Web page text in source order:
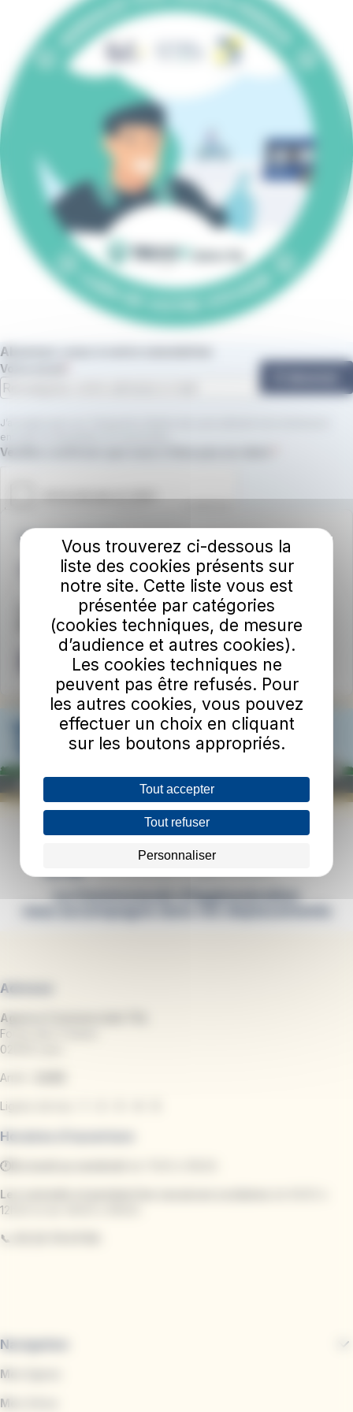
Abonnez-vous à notre newsletter
Votre email
J’accepte que Les Transports Urbains de Laon utilisent mon email pour
envoyer la newsletter.
Champ requis
Veuillez confirmer que vous n'êtes pas un robot.
Une question ?
03.23.79.07.59.
Notre agence
🏢 Forum des 3 Gares à Laon
Nous écrire
Adresse
Agence Commerciale TUL
Forum des 3 Gares
02000 Laon
Arrêt :
Lignes de bus :
Horaires d'ouverture
🕐Du lundi au vendredi
Les samedis et pendant les vacances scolaires
12h30 et de 14h00 à 18h00.
📞
Navigation
Mes lignes
Mes titres
Vous trouverez ci-dessous la
liste des cookies présents sur
notre site. Cette liste vous est
présentée par catégories
(cookies techniques, de mesure
d’audience et autres cookies).
Les cookies techniques ne
peuvent pas être refusés. Pour
les autres cookies, vous pouvez
effectuer un choix en cliquant
sur les boutons appropriés.
Tout accepter
Tout refuser
Personnaliser